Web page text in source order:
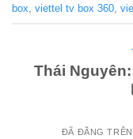
box, viettel tv box 360,
Thái
ĐÃ ĐĂNG